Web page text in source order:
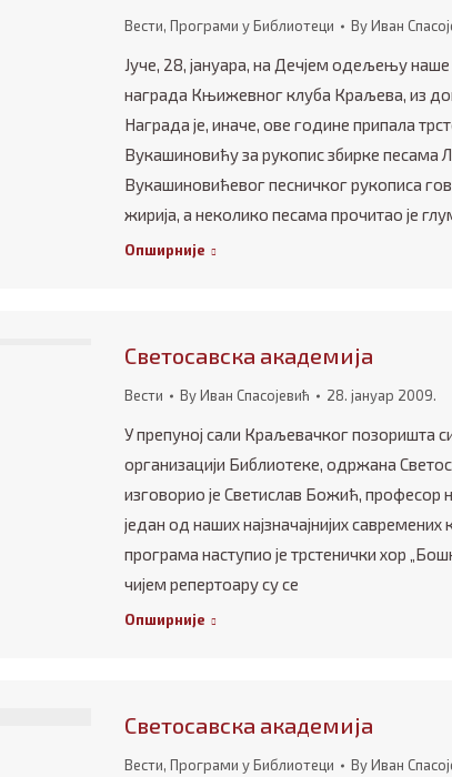
Вести, Програми у Библиотеци ByИван
Јуче, 28, јануара, на Дечјем одељењу
награда Књижевног клуба Краљева, из
Награда је, иначе, ове године припала
Вукашиновићу за рукопис збирке песама
Вукашиновићевог песничког рукописа
жирија, а неколико песама прочитао је
Опширније
Светосавска академија
Вести ByИван Спасојевић 28. јануар 2009.
У препуној сали Краљевачког позоришта
организацији Библиотеке, одржана
изговорио је Светислав Божић, професор
један од наших најзначајнијих
програма наступио је трстенички хор
чијем репертоару су се
Опширније
Светосавска академија
Вести, Програми у Библиотеци ByИван